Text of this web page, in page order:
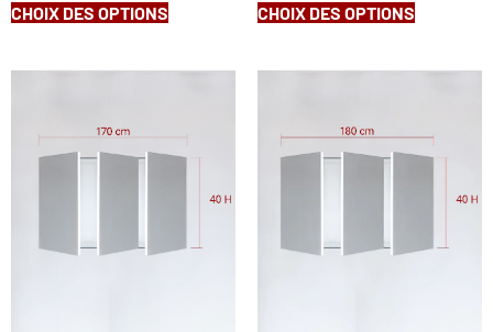
CHOIX DES OPTIONS CHOIX DES OPTIONS